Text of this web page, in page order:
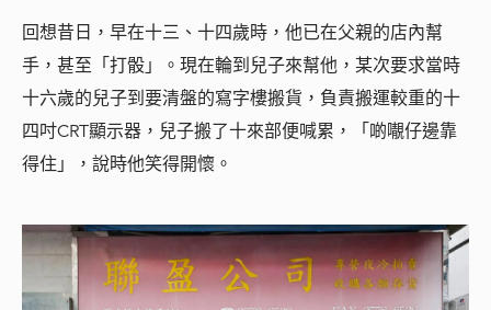
回想昔日，早在十三、十四歲時，他已在父親的店內幫
手，甚至「打骰」。現在輪到兒子來幫他，某次要求當時
十六歲的兒子到要清盤的寫字樓搬貨，負責搬運較重的十
四吋CRT顯示器，兒子搬了十來部便喊累，「啲𡃁仔邊靠
得住」，說時他笑得開懷。